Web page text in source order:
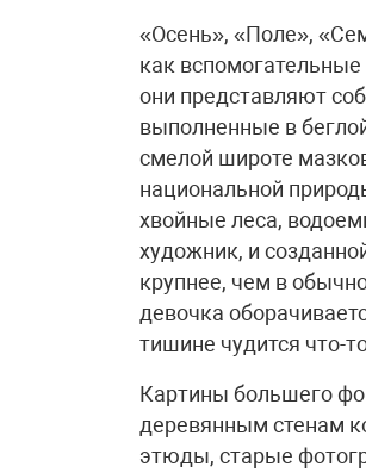
«Осень», «Поле»,
как
они представляют
выполненные в
смелой широте
национальной
хвойные леса,
художник, и
крупнее, чем в
девочка
тишине чудится что-
Картины большего
деревянным стенам
этюды, старые